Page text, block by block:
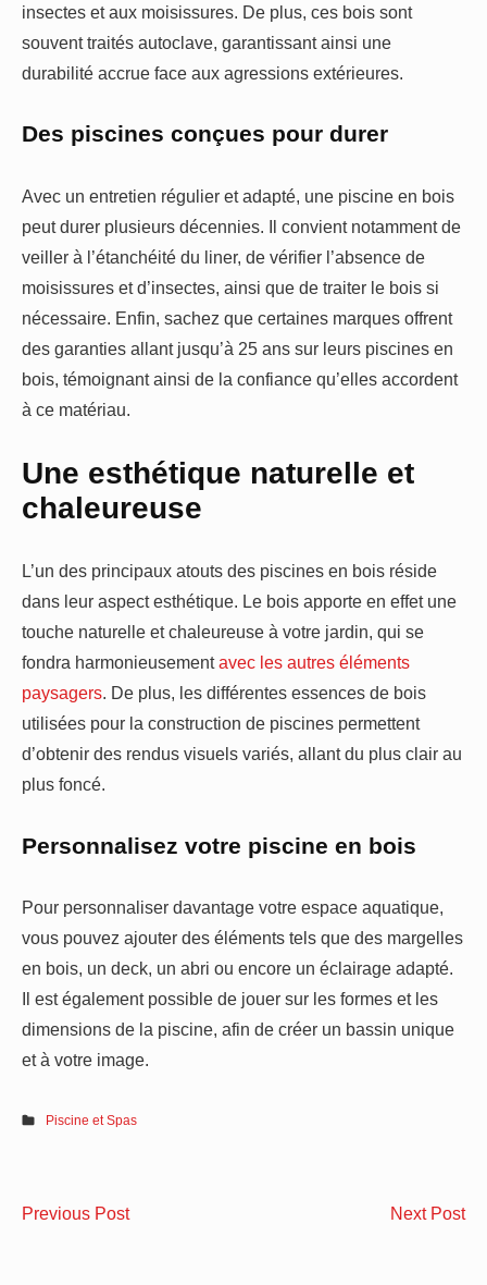
insectes et aux moisissures. De plus, ces bois sont
souvent traités autoclave, garantissant ainsi une
durabilité accrue face aux agressions extérieures.
Des piscines conçues pour durer
Avec un entretien régulier et adapté, une piscine en bois
peut durer plusieurs décennies. Il convient notamment de
veiller à l’étanchéité du liner, de vérifier l’absence de
moisissures et d’insectes, ainsi que de traiter le bois si
nécessaire. Enfin, sachez que certaines marques offrent
des garanties allant jusqu’à 25 ans sur leurs piscines en
bois, témoignant ainsi de la confiance qu’elles accordent
à ce matériau.
Une esthétique naturelle et
chaleureuse
L’un des principaux atouts des piscines en bois réside
dans leur aspect esthétique. Le bois apporte en effet une
touche naturelle et chaleureuse à votre jardin, qui se
fondra harmonieusementavec les autres éléments
paysagers. De plus, les différentes essences de bois
utilisées pour la construction de piscines permettent
d’obtenir des rendus visuels variés, allant du plus clair au
plus foncé.
Personnalisez votre piscine en bois
Pour personnaliser davantage votre espace aquatique,
vous pouvez ajouter des éléments tels que des margelles
en bois, un deck, un abri ou encore un éclairage adapté.
Il est également possible de jouer sur les formes et les
dimensions de la piscine, afin de créer un bassin unique
et à votre image.
Piscine et Spas
Navigation
Previous PostQuelles
Next PostLe